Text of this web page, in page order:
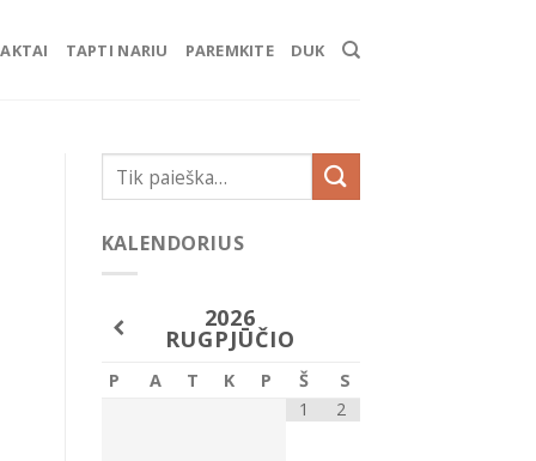
TAPTI NARIU PAREMKITE DUK
KALENDORIUS
2026
RUGPJŪČIO
P A T K P Š
S
1
2